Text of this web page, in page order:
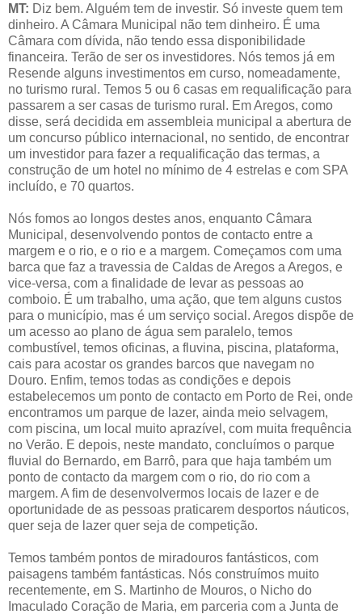
MT: Diz bem. Alguém tem de investir. Só investe quem tem
dinheiro. A Câmara Municipal não tem dinheiro. É uma
Câmara com dívida, não tendo essa disponibilidade
financeira. Terão de ser os investidores. Nós temos já em
Resende alguns investimentos em curso, nomeadamente,
no turismo rural. Temos 5 ou 6 casas em requalificação para
passarem a ser casas de turismo rural. Em Aregos, como
disse, será decidida em assembleia municipal a abertura de
um concurso público internacional, no sentido, de encontrar
um investidor para fazer a requalificação das termas, a
construção de um hotel no mínimo de 4 estrelas e com SPA
incluído, e 70 quartos.
Nós fomos ao longos destes anos, enquanto Câmara
Municipal, desenvolvendo pontos de contacto entre a
margem e o rio, e o rio e a margem. Começamos com uma
barca que faz a travessia de Caldas de Aregos a Aregos, e
vice-versa, com a finalidade de levar as pessoas ao
comboio. É um trabalho, uma ação, que tem alguns custos
para o município, mas é um serviço social. Aregos dispõe de
um acesso ao plano de água sem paralelo, temos
combustível, temos oficinas, a fluvina, piscina, plataforma,
cais para acostar os grandes barcos que navegam no
Douro. Enfim, temos todas as condições e depois
estabelecemos um ponto de contacto em Porto de Rei, onde
encontramos um parque de lazer, ainda meio selvagem,
com piscina, um local muito aprazível, com muita frequência
no Verão. E depois, neste mandato, concluímos o parque
fluvial do Bernardo, em Barrô, para que haja também um
ponto de contacto da margem com o rio, do rio com a
margem. A fim de desenvolvermos locais de lazer e de
oportunidade de as pessoas praticarem desportos náuticos,
quer seja de lazer quer seja de competição.
Temos também pontos de miradouros fantásticos, com
paisagens também fantásticas. Nós construímos muito
recentemente, em S. Martinho de Mouros, o Nicho do
Imaculado Coração de Maria, em parceria com a Junta de